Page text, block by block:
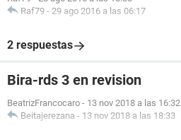
Raf79 - 29 ago 2016 a las 06:17
2 respuestas
Bira-rds 3 en revision
BeatrizFrancocaro - 13 nov 2018 a las 16:32
Beitajerezana - 13 nov 2018 a las 18:33